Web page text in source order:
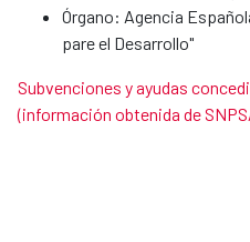
Órgano: Agencia
pare el Desarrollo"
Subvenciones y ayudas
(información obtenida de